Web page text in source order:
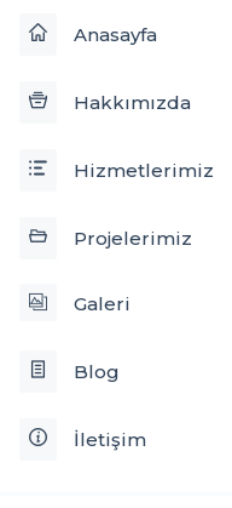
Anasayfa
Hakkımızda
Hizmetlerimiz
Projelerimiz
Galeri
Blog
İletişim